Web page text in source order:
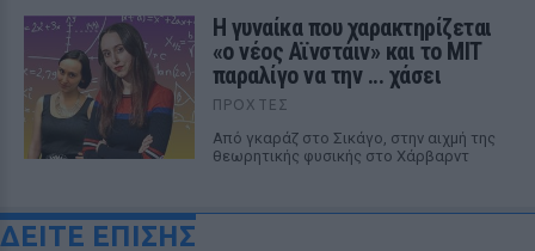
Η γυναίκα που χαρακτηρίζεται
«ο νέος Αϊνστάιν» και το MIT
παραλίγο να την ... χάσει
ΠΡΟΧΤΈΣ
Από γκαράζ στο Σικάγο, στην αιχμή της
θεωρητικής φυσικής στο Χάρβαρντ
ΔΕΙΤΕ ΕΠΙΣΗΣ